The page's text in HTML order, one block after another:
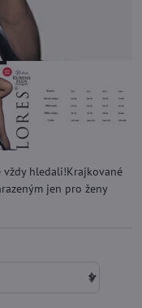
vždy hledali!Krajkované
jen pro ženy